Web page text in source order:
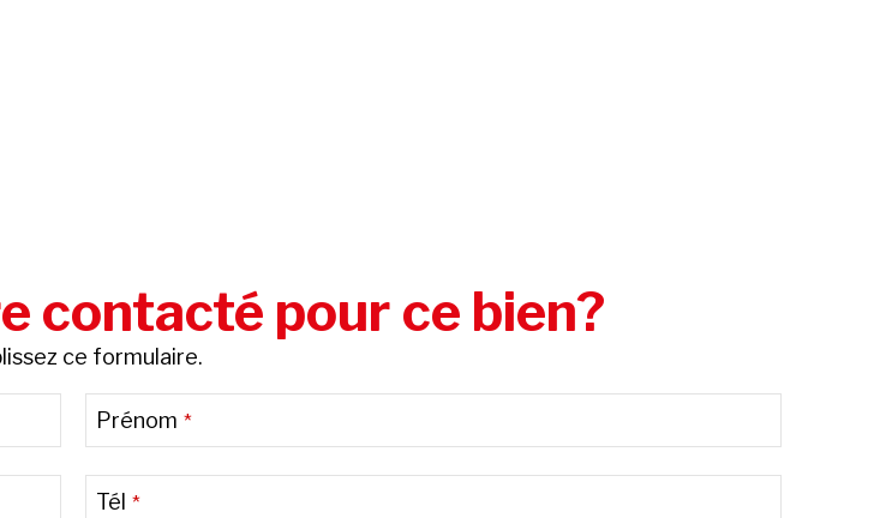
contacté pour ce bien?
ce formulaire.
Prénom *
Tél *